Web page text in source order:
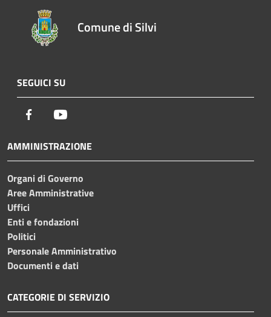
Comune di Silvi
SEGUICI SU
Facebook
AMMINISTRAZIONE
Organi di Governo
Aree Amministrative
Uffici
Enti e fondazioni
Politici
Personale Amministrativo
Documenti e dati
CATEGORIE DI SERVIZIO